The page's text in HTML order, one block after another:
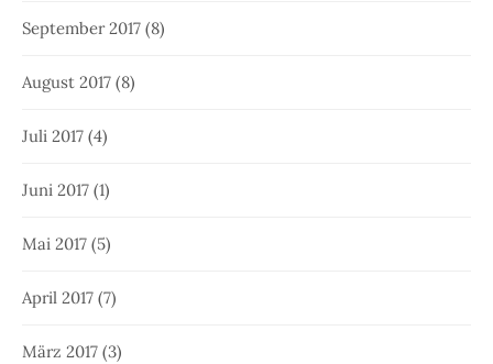
September 2017 (8)
August 2017 (8)
Juli 2017 (4)
Juni 2017 (1)
Mai 2017 (5)
April 2017 (7)
März 2017 (3)